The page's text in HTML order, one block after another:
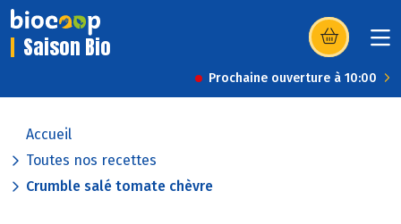
Saison Bio (s’ouvre dans
Prochaine ouverture à 10:00
Accueil
Toutes nos recettes
Crumble salé tomate chèvre